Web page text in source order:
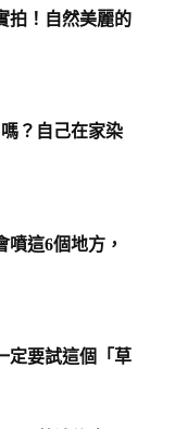
拍！自然美麗的
？自己在家染
這6個地方，
定要試這個「草